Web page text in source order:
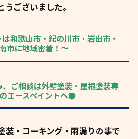
うございました。
和歌山市・紀の川市・岩出市・
市に地域密着！～
ご相談は外壁塗装・屋根塗装専
エースペイントへ●
装・コーキング・雨漏りの事で